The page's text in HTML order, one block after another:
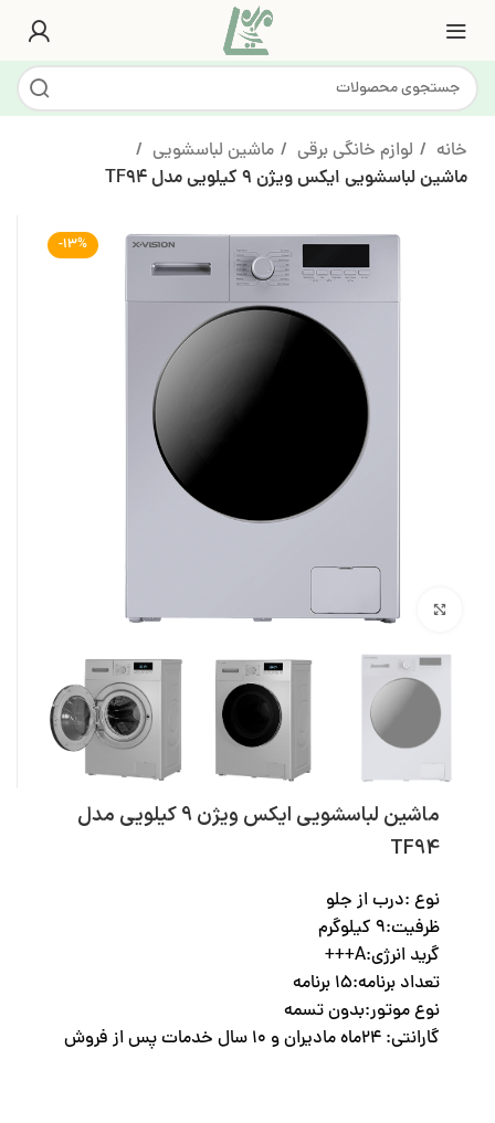
خانه لوازم خانگی برقی
ماشین لباسشویی
ماشین لباسشویی ایکس ویژن 9 کیلویی مدل TF94
-13%
بزرگنمایی تصویر
ماشین لباسشویی ایکس ویژن 9 کیلویی مدل
TF94
نوع :درب از جلو
ظرفیت:۹ کیلوگرم
گرید انرژی:A+++
تعداد برنامه:۱۵ برنامه
نوع موتور:بدون تسمه
گارانتی: 24ماه مادیران و 10 سال خدمات پس از فروش